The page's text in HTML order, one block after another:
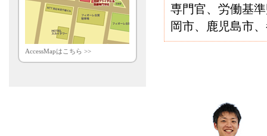
AccessMapはこちら >>
専門官、労働基
岡市、鹿児島市